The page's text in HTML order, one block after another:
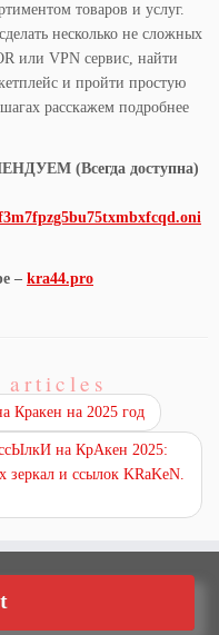
товаров и услуг.
несколько не сложных
или VPN сервис, найти
и пройти простую
расскажем подробнее
(Всегда доступна)
– kra44.pro
articles
Кракен на 2025 год
на КрАкен 2025:
и ссылок KRaKeN.